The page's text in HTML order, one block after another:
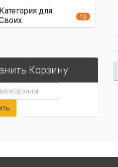
Категория для
13
Корзину